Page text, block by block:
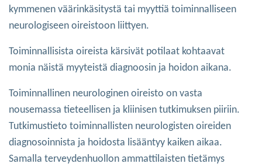
kymmenen väärinkäsitystä tai myyttiä toiminnalliseen
neurologiseen oireistoon liittyen.
Toiminnallisista oireista kärsivät potilaat kohtaavat
monia näistä myyteistä diagnoosin ja hoidon aikana.
Toiminnallinen neurologinen oireisto on vasta
nousemassa tieteellisen ja kliinisen tutkimuksen piiriin.
Tutkimustieto toiminnallisten neurologisten oireiden
diagnosoinnista ja hoidosta lisääntyy kaiken aikaa.
Samalla terveydenhuollon ammattilaisten tietämys